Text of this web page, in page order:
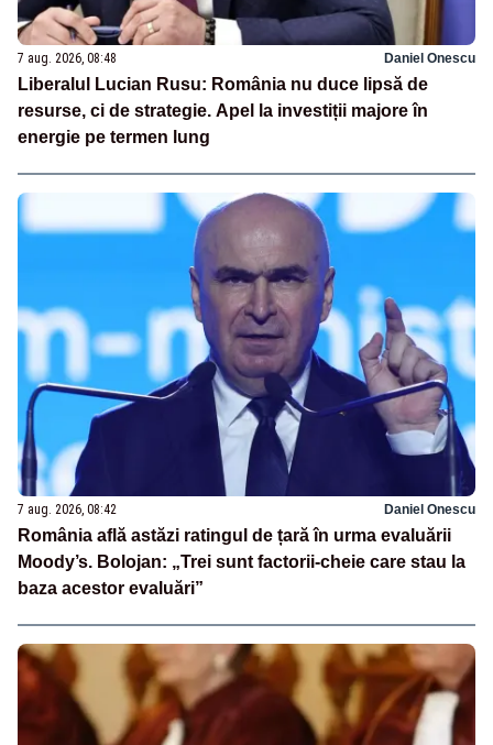
7 aug. 2026, 08:48 Daniel Onescu
Liberalul Lucian Rusu: România nu duce lipsă de
resurse, ci de strategie. Apel la investiții majore în
energie pe termen lung
7 aug. 2026, 08:42 Daniel Onescu
România află astăzi ratingul de țară în urma evaluării
Moody’s. Bolojan: „Trei sunt factorii-cheie care stau la
baza acestor evaluări”